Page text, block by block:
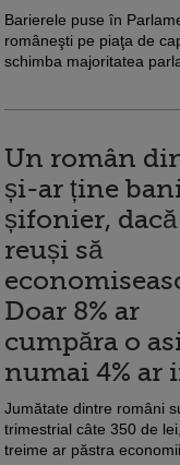
Barierele puse în
româneşti pe piaţa de
schimba majoritatea
Un român
și-ar ține
șifonier,
reuși să
Doar 8% ar
cumpăra o
numai 4% ar
Jumătate dintre români
trimestrial câte 350 de
treime ar păstra